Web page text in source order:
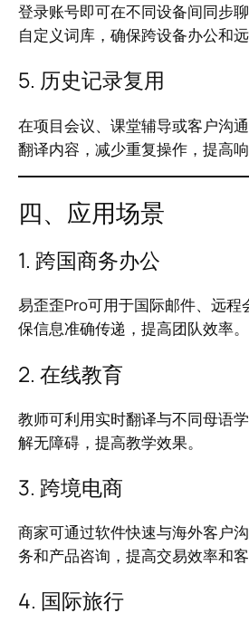
登录账号即可在不同设备间同步
自定义词库，确保跨设备办公和远
5. 历史记录复用
在项目会议、课堂辅导或客户沟
翻译内容，减少重复操作，提高响
四、应用场景
1. 跨国商务办公
易歪歪Pro可用于国际邮件、远程
保信息准确传递，提高团队效率。
2. 在线教育
教师可利用实时翻译与不同母语
解无障碍，提高教学效果。
3. 跨境电商
商家可通过软件快速与海外客户
务和产品咨询，提高交易效率和客
4. 国际旅行